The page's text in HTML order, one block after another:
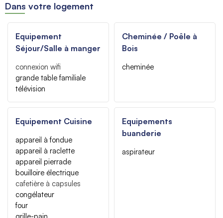
Dans votre logement
Equipement
Séjour/Salle à manger
connexion wifi
grande table familiale
télévision
Cheminée / Poêle à
Bois
cheminée
Equipement Cuisine
appareil à fondue
appareil à raclette
appareil pierrade
bouilloire électrique
cafetière à capsules
congélateur
four
Equipements
buanderie
aspirateur